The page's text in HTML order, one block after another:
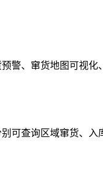
、窜货地图可视化
可查询区域窜货、入